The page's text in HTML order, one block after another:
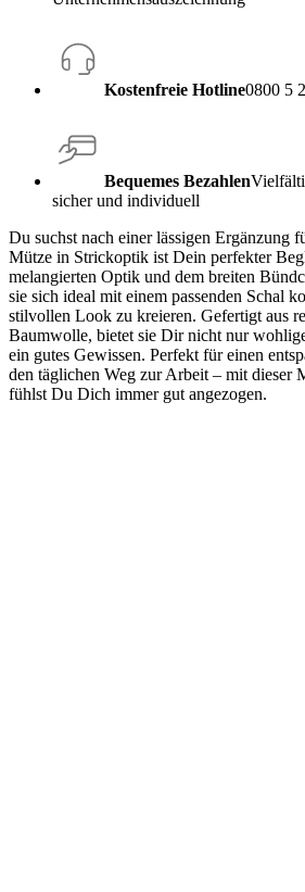
Kostenfreie Hotline0800 5
Bequemes Bezahlen
sicher und individuell
Du suchst nach einer lässigen Ergänzung
Mütze in Strickoptik ist Dein perfekter
melangierten Optik und dem breiten
sie sich ideal mit einem passenden Schal
stilvollen Look zu kreieren. Gefertigt aus
Baumwolle, bietet sie Dir nicht nur
ein gutes Gewissen. Perfekt für einen
den täglichen Weg zur Arbeit – mit dieser
fühlst Du Dich immer gut angezogen.